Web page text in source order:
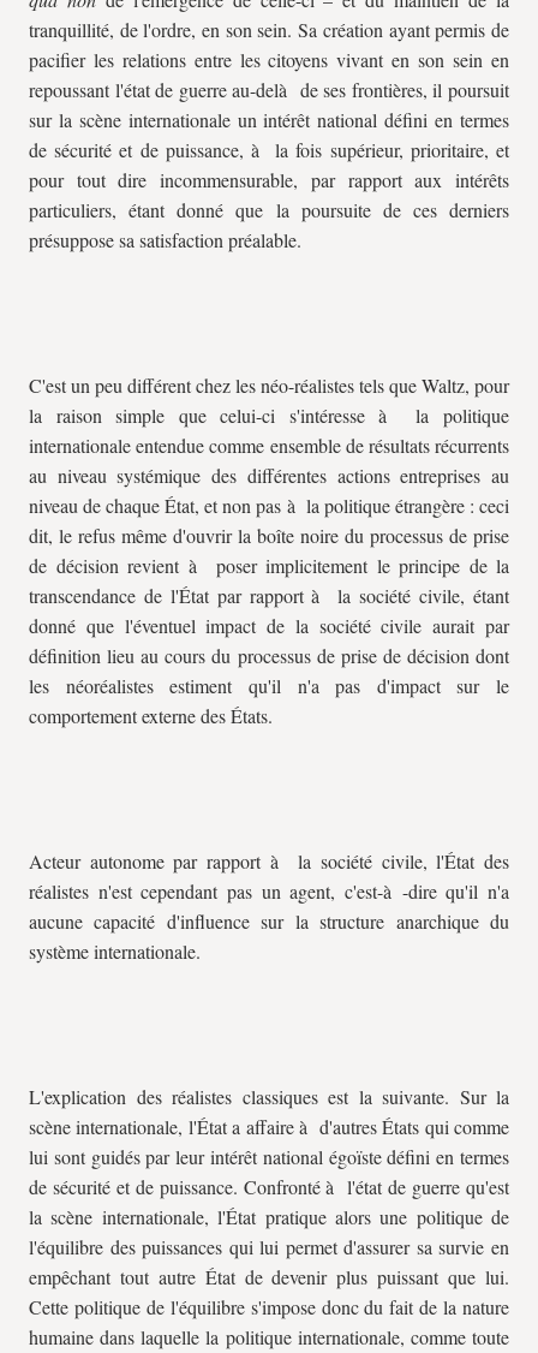
tranquillité, de l'ordre, en son sein. Sa création ayant permis de
pacifier les relations entre les citoyens vivant en son sein en
repoussant l'état de guerre au-delà de ses frontières, il poursuit
sur la scène internationale un intérêt national défini en termes
de sécurité et de puissance, à la fois supérieur, prioritaire, et
pour tout dire incommensurable, par rapport aux intérêts
particuliers, étant donné que la poursuite de ces derniers
présuppose sa satisfaction préalable.
C'est un peu différent chez les néo-réalistes tels que Waltz, pour
la raison simple que celui-ci s'intéresse à la politique
internationale entendue comme ensemble de résultats récurrents
au niveau systémique des différentes actions entreprises au
niveau de chaque État, et non pas à la politique étrangère : ceci
dit, le refus même d'ouvrir la boîte noire du processus de prise
de décision revient à poser implicitement le principe de la
transcendance de l'État par rapport à la société civile, étant
donné que l'éventuel impact de la société civile aurait par
définition lieu au cours du processus de prise de décision dont
les néoréalistes estiment qu'il n'a pas d'impact sur le
comportement externe des États.
Acteur autonome par rapport à la société civile, l'État des
réalistes n'est cependant pas un agent, c'est-à -dire qu'il n'a
aucune capacité d'influence sur la structure anarchique du
système internationale.
L'explication des réalistes classiques est la suivante. Sur la
scène internationale, l'État a affaire à d'autres États qui comme
lui sont guidés par leur intérêt national égoïste défini en termes
de sécurité et de puissance. Confronté à l'état de guerre qu'est
la scène internationale, l'État pratique alors une politique de
l'équilibre des puissances qui lui permet d'assurer sa survie en
empêchant tout autre État de devenir plus puissant que lui.
Cette politique de l'équilibre s'impose donc du fait de la nature
humaine dans laquelle la politique internationale, comme toute